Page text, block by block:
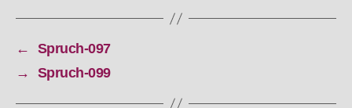
←
Spruch-097
→
Spruch-099